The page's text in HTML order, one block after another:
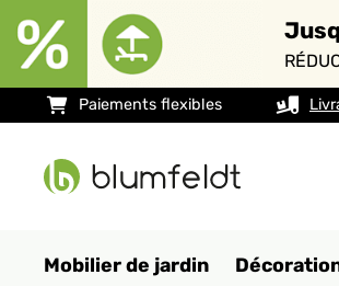
Paiements flexibles
Mobilier de jardin